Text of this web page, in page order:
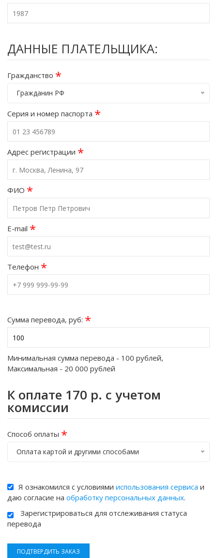
ДАННЫЕ ПЛАТЕЛЬЩИКА:
Гражданство *
Гражданин РФ
Серия и номер паспорта *
Адрес регистрации *
ФИО *
E-mail *
Телефон *
Сумма перевода, руб: *
Минимальная сумма перевода - 100 рублей,
Максимальная - 20 000 рублей
К оплате 170 р. с учетом
комиссии
Способ оплаты *
Оплата картой и другими способами
Я ознакомился с условиями использования сервиса и
даю согласие на обработку персональных данных.
Зарегистрироваться для отслеживания статуса
перевода
ПОДТВЕРДИТЬ ЗАКАЗ